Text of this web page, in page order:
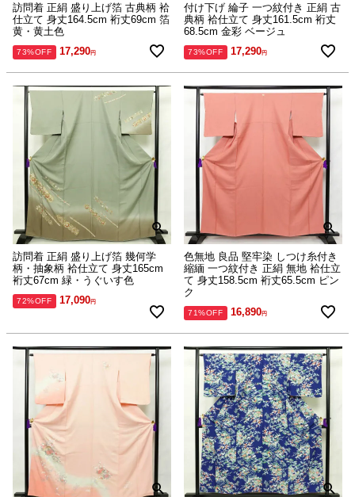
訪問着 正絹 盛り上げ箔 古典柄 袷
仕立て 身丈164.5cm 裄丈69cm 箔
黄・黄土色
73%OFF 17,290
付け下げ 綸子 一つ紋付き 正絹 古
典柄 袷仕立て 身丈161.5cm 裄丈
68.5cm 金彩 ベージュ
73%OFF 17,290
訪問着 正絹 盛り上げ箔 幾何学
柄・抽象柄 袷仕立て 身丈165cm
裄丈67cm 緑・うぐいす色
72%OFF 17,090
色無地 良品 堅牢染 しつけ糸付き
縮緬 一つ紋付き 正絹 無地 袷仕立
て 身丈158.5cm 裄丈65.5cm ピン
ク
71%OFF 16,890